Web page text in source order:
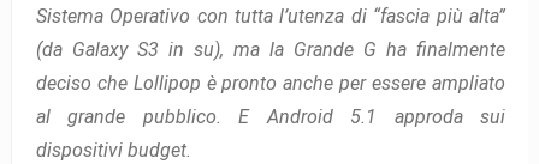
Sistema Operativo con tutta l’utenza di “fascia più alta”
(da Galaxy S3 in su), ma la Grande G ha finalmente
deciso che Lollipop è pronto anche per essere ampliato
al grande pubblico. E Android 5.1 approda sui
dispositivi budget.